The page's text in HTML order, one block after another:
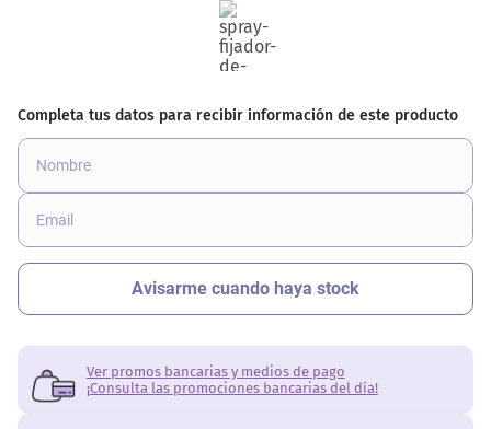
Ver promos bancarias y medios de pago
¡Consulta las promociones bancarias del día!